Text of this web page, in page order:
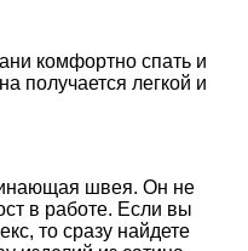
комфортно спать и
получается легкой и
швея. Он не
в работе. Если вы
то сразу найдете